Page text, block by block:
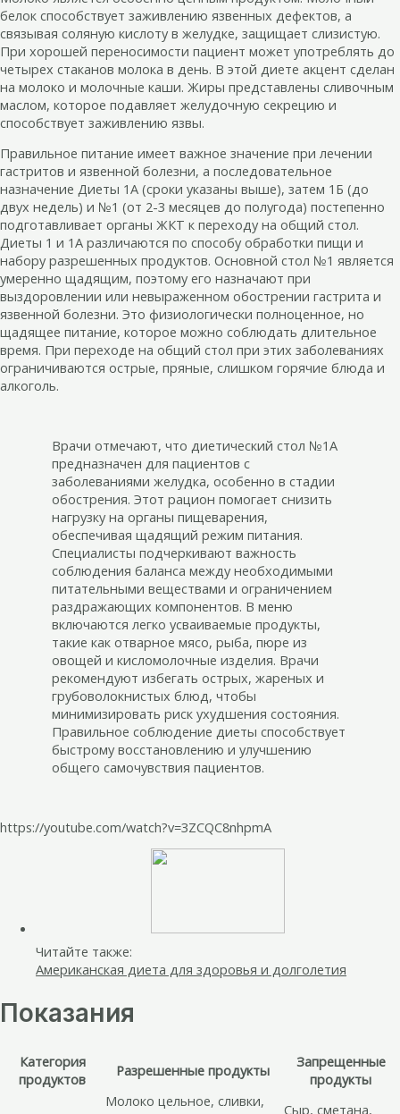
белок способствует заживлению язвенных дефектов, а
связывая соляную кислоту в желудке, защищает слизистую.
При хорошей переносимости пациент может употреблять до
четырех стаканов молока в день. В этой диете акцент сделан
на молоко и молочные каши. Жиры представлены сливочным
маслом, которое подавляет желудочную секрецию и
способствует заживлению язвы.
Правильное питание имеет важное значение при лечении
гастритов и язвенной болезни, а последовательное
назначение Диеты 1А (сроки указаны выше), затем 1Б (до
двух недель) и №1 (от 2-3 месяцев до полугода) постепенно
подготавливает органы ЖКТ к переходу на общий стол.
Диеты 1 и 1А различаются по способу обработки пищи и
набору разрешенных продуктов. Основной стол №1 является
умеренно щадящим, поэтому его назначают при
выздоровлении или невыраженном обострении гастрита и
язвенной болезни. Это физиологически полноценное, но
щадящее питание, которое можно соблюдать длительное
время. При переходе на общий стол при этих заболеваниях
ограничиваются острые, пряные, слишком горячие блюда и
алкоголь.
Врачи отмечают, что диетический стол №1А
предназначен для пациентов с
заболеваниями желудка, особенно в стадии
обострения. Этот рацион помогает снизить
нагрузку на органы пищеварения,
обеспечивая щадящий режим питания.
Специалисты подчеркивают важность
соблюдения баланса между необходимыми
питательными веществами и ограничением
раздражающих компонентов. В меню
включаются легко усваиваемые продукты,
такие как отварное мясо, рыба, пюре из
овощей и кисломолочные изделия. Врачи
рекомендуют избегать острых, жареных и
грубоволокнистых блюд, чтобы
минимизировать риск ухудшения состояния.
Правильное соблюдение диеты способствует
быстрому восстановлению и улучшению
общего самочувствия пациентов.
https://youtube.com/watch?v=3ZCQC8nhpmA
Читайте также:
Американская диета для здоровья и долголетия
Показания
Категория
продуктов
Разрешенные продукты
Запрещенные
продукты
Молоко цельное, сливки,
Сыр, сметана,